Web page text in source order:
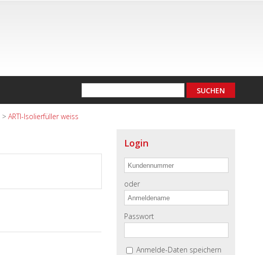
> ARTI-Isolierfüller weiss
Login
oder
Passwort
Anmelde-Daten speichern